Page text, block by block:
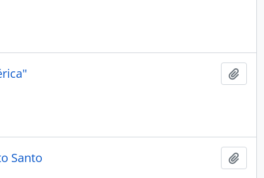
Santo